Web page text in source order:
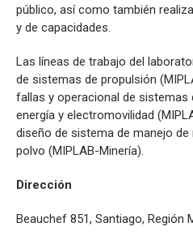
público, así como también
y de capacidades.
Las líneas de trabajo del
de sistemas de propulsión
fallas y operacional de sistemas
energía y electromovilidad
diseño de sistema de manejo
polvo (MIPLAB-Minería).
Dirección
Beauchef 851, Santiago, Región